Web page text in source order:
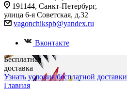
191144, Санкт-Петербург,
улица 6-я Советская, д.32
vagonchikspb@yandex.ru
Вконтакте
Бесплатная
доставка
Узнать условия бесплатной доставки
Главная